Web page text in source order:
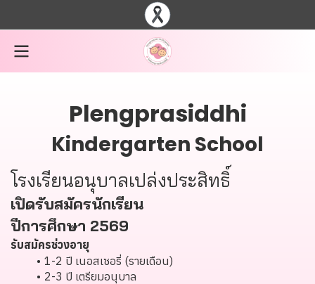
Plengprasiddhi
Kindergarten School
โรงเรียนอนุบาลเปล่งประสิทธิ์
เปิดรับสมัครนักเรียน
ปีการศึกษา 2569
รับสมัครช่วงอายุ
1-2 ปี เนอสเซอรี่ (รายเดือน)
2-3 ปี เตรียมอนุบาล